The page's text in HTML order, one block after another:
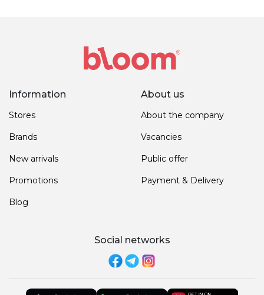
Information
Stores
Brands
New arrivals
Promotions
Blog
About us
About the company
Vacancies
Public offer
Payment & Delivery
Social networks